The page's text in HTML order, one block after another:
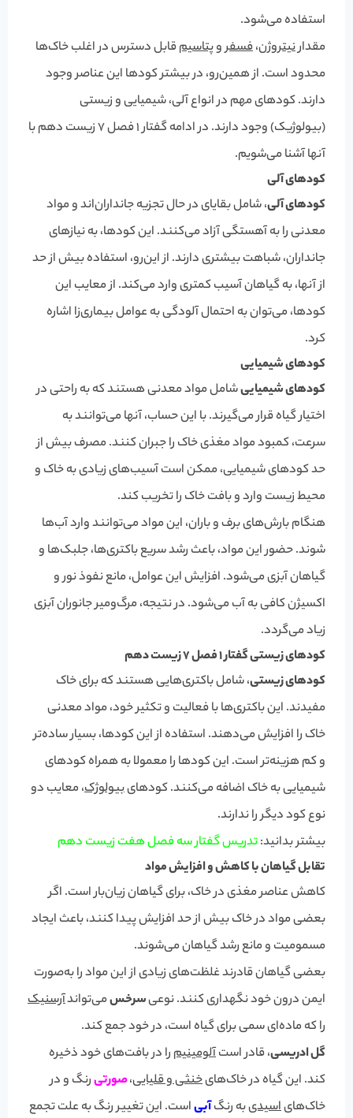
استفاده می‌شود.
مقدارنیتروژن،فسفروپتاسیمقابل دسترس در اغلب خاک‌ها
محدود است. از همین‌رو، در بیشتر کودها این عناصر وجود
دارند. کودهای مهم در انواع آلی، شیمیایی و زیستی
(بیولوژیک) وجود دارند. در ادامه گفتار 1 فصل 7 زیست دهم با
آنها آشنا می‌شویم.
کودهای آلی
کودهای آلی، شامل بقایای در حال تجزیه جانداران‌اند و مواد
معدنی را به آهستگی آزاد می‌کنند. این کودها، به نیازهای
جانداران، شباهت بیشتری دارند. از این‌رو، استفاده بیش از حد
از آنها، به گیاهان آسیب کمتری وارد می‌کند. از معایب این
کودها، می‌توان به احتمال آلودگی به عوامل بیماری‌زا اشاره
کرد.
کودهای شیمیایی
کودهای شیمیاییشامل مواد معدنی هستند که به راحتی در
اختیار گیاه قرار می‌گیرند. با این حساب، آنها می‌توانند به
سرعت، کمبود مواد مغذی خاک را جبران کنند. مصرف بیش از
حد کودهای شیمیایی، ممکن است آسیب‌های زیادی به خاک و
محیط زیست وارد و بافت خاک را تخریب کند.
هنگام بارش‌های برف و باران، این مواد می‌توانند وارد آب‌ها
شوند. حضور این مواد، باعث رشد سریع باکتری‌ها، جلبک‌ها و
گیاهان آبزی می‌شود. افزایش این عوامل، مانع نفوذ نور و
اکسیژن کافی به آب می‌شود. در نتیجه، مرگ‌و‌میر جانوران آبزی
زیاد می‌گردد.
کودهای زیستی گفتار 1 فصل 7 زیست دهم
کودهای زیستی، شامل باکتری‌هایی هستند که برای خاک
مفیدند. این باکتری‌ها با فعالیت و تکثیر خود، مواد معدنی
خاک را افزایش می‌دهند. استفاده از این کودها، بسیار ساده‌تر
و کم هزینه‌تر است. این کودها را معمولا به همراه کودهای
شیمیایی به خاک اضافه می‌کنند. کودهایبیولوژک، معایب دو
نوع کود دیگر را ندارند.
بیشتر بدانید:تدریس گفتار سه فصل هفت زیست دهم
تقابل گیاهان با کاهش و افزایش مواد
کاهش عناصر مغذی در خاک، برای گیاهان زیان‌بار است. اگر
بعضی مواد در خاک بیش از حد افزایش پیدا کنند، باعث ایجاد
مسمومیت و مانع رشد گیاهان می‌شوند.
بعضی گیاهان قادرند غلظت‌های زیادی از این مواد را به‌صورت
ایمن درون خود نگهداری کنند. نوعیسرخسمی‌تواندآرسنیک
را که ماده‌ای سمی برای گیاه است، در خود جمع کند.
گل ادریسی، قادر استآلومینیم را در بافت‌های خود ذخیره
کند. این گیاه در خاک‌هایخنثی و قلیایی،صورتیرنگ و در
خاک‌هایاسیدیبه رنگآبیاست. این تغییر رنگ به علت تجمع